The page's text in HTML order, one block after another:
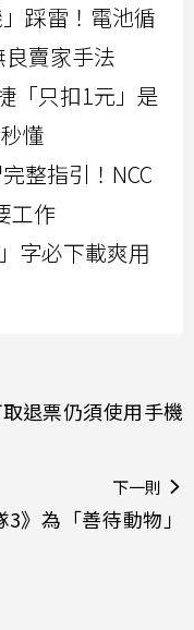
踩雷！電池循
賣家手法
「只扣1元」是
懂
整指引！NCC
工作
字必下載爽用
退票仍須使用手機
下一則
》為「善待動物」